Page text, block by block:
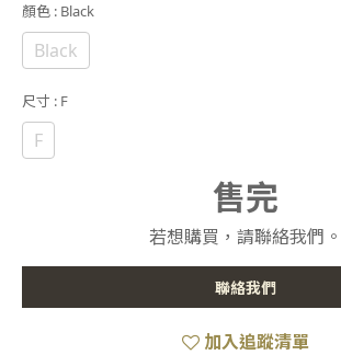
顏色 : Black
Black
尺寸 : F
F
售完
若想購買，請聯絡我們。
聯絡我們
加入追蹤清單